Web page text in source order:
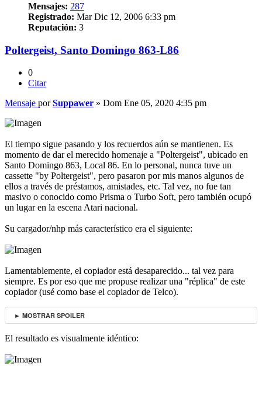
Mensajes: 287
Registrado: Mar Dic 12, 2006 6:33 pm
Reputación: 3
Poltergeist, Santo Domingo 863-L86
0
Citar
Mensaje porSuppawer » Dom Ene 05, 2020 4:35 pm
El tiempo sigue pasando y los recuerdos aún se mantienen. Es
momento de dar el merecido homenaje a "Poltergeist", ubicado en
Santo Domingo 863, Local 86. En lo personal, nunca tuve un
cassette "by Poltergeist", pero pasaron por mis manos algunos de
ellos a través de préstamos, amistades, etc. Tal vez, no fue tan
masivo o conocido como Prisma o Turbo Soft, pero también ocupó
un lugar en la escena Atari nacional.
Su cargador/nhp más característico era el siguiente:
Lamentablemente, el copiador está desaparecido... tal vez para
siempre. Es por eso que me propuse realizar una "réplica" de este
copiador (usé como base el copiador de Telco).
► MOSTRAR SPOILER
El resultado es visualmente idéntico: